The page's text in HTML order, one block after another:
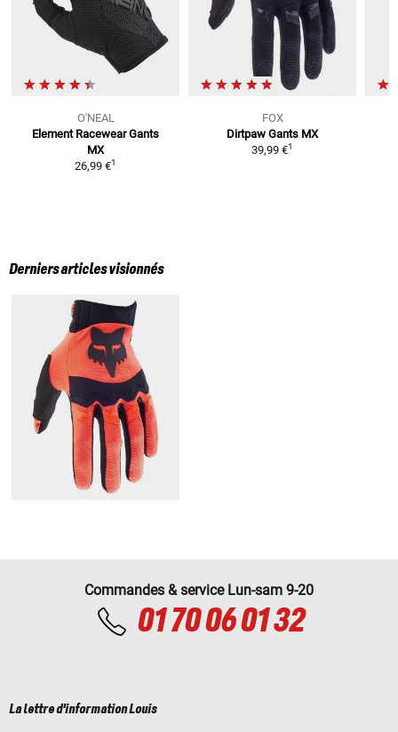
O'NEAL
Element Racewear Gants
MX
26,99 €1
FOX
Dirtpaw Gants MX
39,99 €1
Derniers articles visionnés
Commandes & service Lun-sam 9-20
01 70 06 01 32
La lettre d'information Louis